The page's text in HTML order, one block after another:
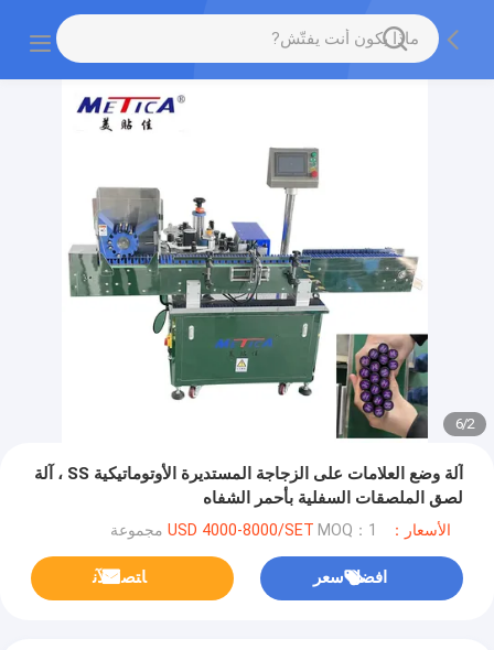
2
/
6
آلة وضع العلامات على الزجاجة المستديرة الأوتوماتيكية SS ، آلة
لصق الملصقات السفلية بأحمر الشفاه
الأسعار：USD 4000-8000/SET MOQ：1 مجموعة
افضل سعر ﺎﺘﺼﻟ ﺍﻶﻧ